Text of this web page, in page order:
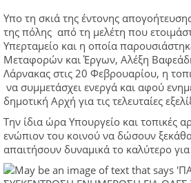
Yπο τη σκιά της έντονης
της πόλης από τη μελέτη που
Υπερταμείο και η οποία
Μεταφορών και Έργων, Αλέξη
Λάρνακας στις 20 Φεβρουαρίου, η
να συμμετάσχει ενεργά και αφού
δημοτική Αρχή για τις τελευταίες
Την ίδια ώρα Υπουργείο και τοπικές
ενώπιον του κοινού να δώσουν
απαιτήσουν δυναμικά το καλύτερο